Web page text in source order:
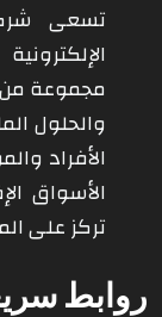
تسعى
مجموعة من
والحلول
الأفراد
الأسواق
تركز على
روابط